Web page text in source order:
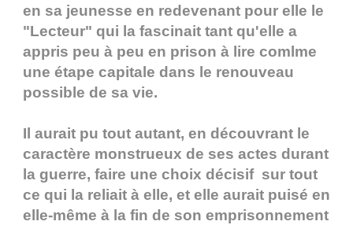
en sa jeunesse en redevenant pour elle le
"Lecteur" qui la fascinait tant qu'elle a
appris peu à peu en prison à lire comlme
une étape capitale dans le renouveau
possible de sa vie.
Il aurait pu tout autant, en découvrant le
caractère monstrueux de ses actes durant
la guerre, faire une choix décisif sur tout
ce qui la reliait à elle, et elle aurait puisé en
elle-même à la fin de son emprisonnement